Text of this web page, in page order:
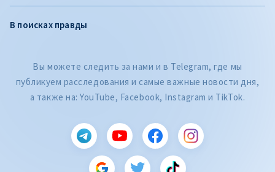
В поисках правды
Вы можете следить за нами и в Telegram, где мы
публикуем расследования и самые важные новости дня,
а также на: YouTube, Facebook, Instagram и TikTok.